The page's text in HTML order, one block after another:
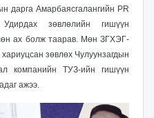
дарга Амарбаясгалангийн PR
зөвлөлийн гишүүн
ах болж таарав. Мөн ЗГХЭГ-
зөвлөх Чулуунзагдын
компанийн ТУЗ-ийн гишүүн
ажээ.